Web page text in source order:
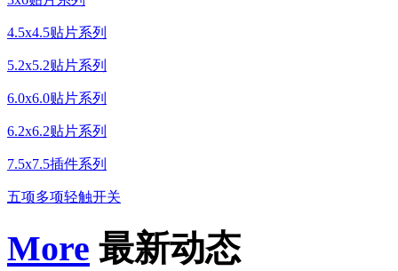
4.5x4.5贴片系列
5.2x5.2贴片系列
6.0x6.0贴片系列
6.2x6.2贴片系列
7.5x7.5插件系列
五项多项轻触开关
More 最新动态